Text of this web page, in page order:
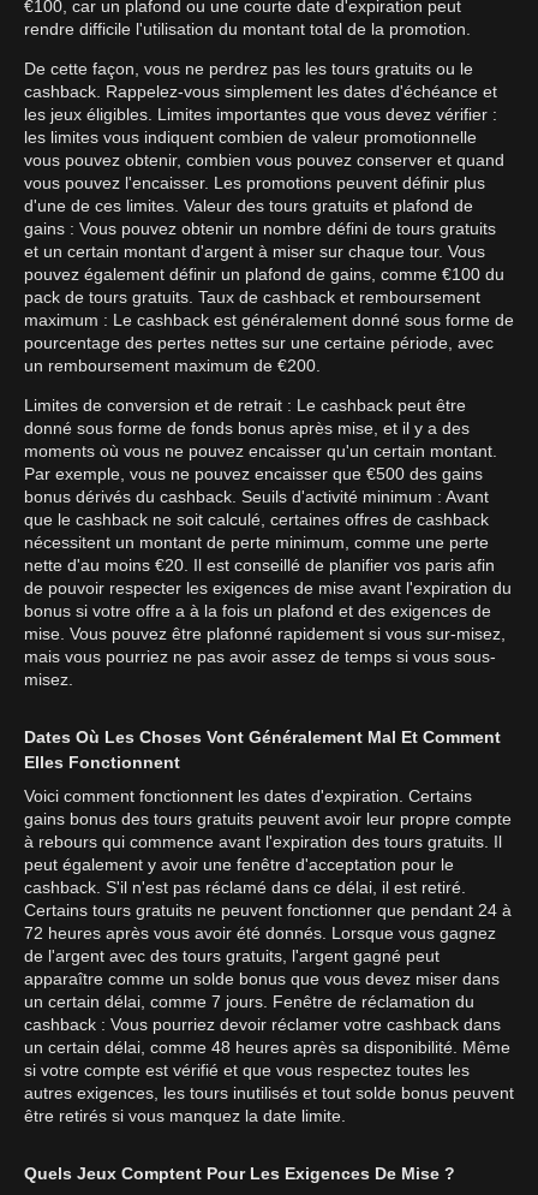
€100, car un plafond ou une courte date d'expiration peut
rendre difficile l'utilisation du montant total de la promotion.
De cette façon, vous ne perdrez pas les tours gratuits ou le
cashback. Rappelez-vous simplement les dates d'échéance et
les jeux éligibles. Limites importantes que vous devez vérifier :
les limites vous indiquent combien de valeur promotionnelle
vous pouvez obtenir, combien vous pouvez conserver et quand
vous pouvez l'encaisser. Les promotions peuvent définir plus
d'une de ces limites. Valeur des tours gratuits et plafond de
gains : Vous pouvez obtenir un nombre défini de tours gratuits
et un certain montant d'argent à miser sur chaque tour. Vous
pouvez également définir un plafond de gains, comme €100 du
pack de tours gratuits. Taux de cashback et remboursement
maximum : Le cashback est généralement donné sous forme de
pourcentage des pertes nettes sur une certaine période, avec
un remboursement maximum de €200.
Limites de conversion et de retrait : Le cashback peut être
donné sous forme de fonds bonus après mise, et il y a des
moments où vous ne pouvez encaisser qu'un certain montant.
Par exemple, vous ne pouvez encaisser que €500 des gains
bonus dérivés du cashback. Seuils d'activité minimum : Avant
que le cashback ne soit calculé, certaines offres de cashback
nécessitent un montant de perte minimum, comme une perte
nette d'au moins €20. Il est conseillé de planifier vos paris afin
de pouvoir respecter les exigences de mise avant l'expiration du
bonus si votre offre a à la fois un plafond et des exigences de
mise. Vous pouvez être plafonné rapidement si vous sur-misez,
mais vous pourriez ne pas avoir assez de temps si vous sous-
misez.
Dates Où Les Choses Vont Généralement Mal Et Comment
Elles Fonctionnent
Voici comment fonctionnent les dates d'expiration. Certains
gains bonus des tours gratuits peuvent avoir leur propre compte
à rebours qui commence avant l'expiration des tours gratuits. Il
peut également y avoir une fenêtre d'acceptation pour le
cashback. S'il n'est pas réclamé dans ce délai, il est retiré.
Certains tours gratuits ne peuvent fonctionner que pendant 24 à
72 heures après vous avoir été donnés. Lorsque vous gagnez
de l'argent avec des tours gratuits, l'argent gagné peut
apparaître comme un solde bonus que vous devez miser dans
un certain délai, comme 7 jours. Fenêtre de réclamation du
cashback : Vous pourriez devoir réclamer votre cashback dans
un certain délai, comme 48 heures après sa disponibilité. Même
si votre compte est vérifié et que vous respectez toutes les
autres exigences, les tours inutilisés et tout solde bonus peuvent
être retirés si vous manquez la date limite.
Quels Jeux Comptent Pour Les Exigences De Mise ?